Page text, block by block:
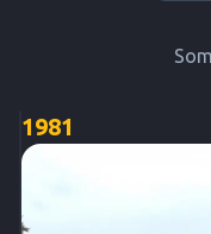
1981